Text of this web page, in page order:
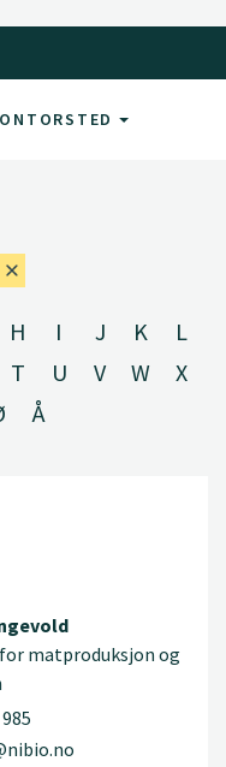
H I J K
L
T U V W
X
Å
matproduksjon og